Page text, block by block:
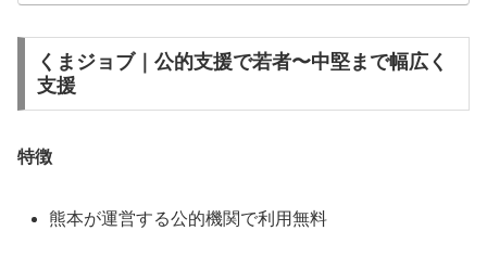
くまジョブ｜公的支援で若者〜中堅まで幅広く
支援
特徴
熊本が運営する公的機関で利用無料